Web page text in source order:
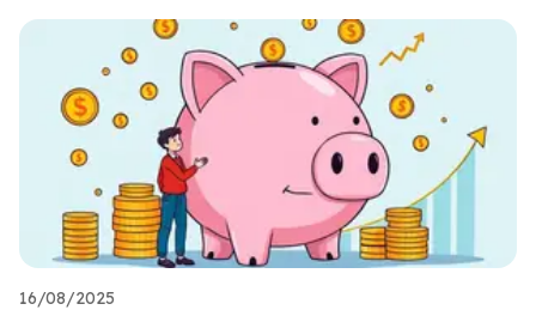
16/08/2025